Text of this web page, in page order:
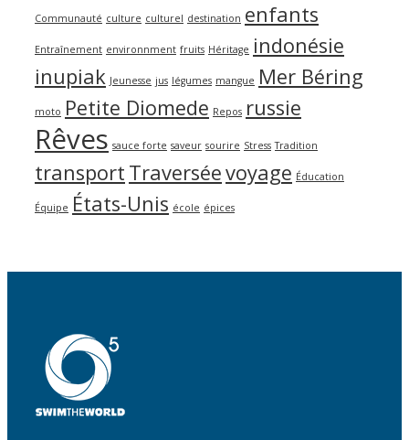
Communauté culture culturel destination enfants
Entraînement environnment fruits Héritage indonésie
inupiak Jeunesse jus légumes mangue Mer Béring
moto Petite Diomede Repos russie
Rêves sauce forte saveur sourire Stress Tradition
transport Traverséevoyage Éducation
Équipe États-Unis école épices